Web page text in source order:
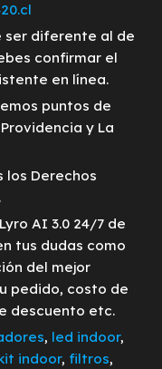
ser diferente al de
confirmar el
en línea.
puntos de
y La
los Derechos
AI 3.0 24/7 de
tus dudas como
del mejor
pedido, costo de
descuento etc.
, led indoor,
indoor, filtros,